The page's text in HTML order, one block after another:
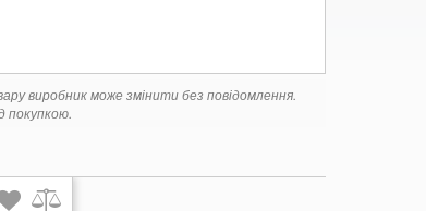
виробник може змінити без повідомлення.
покупкою.